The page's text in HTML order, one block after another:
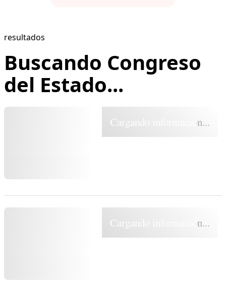
resultados
Buscando Congreso
del Estado...
Cargando información...
Cargando información...